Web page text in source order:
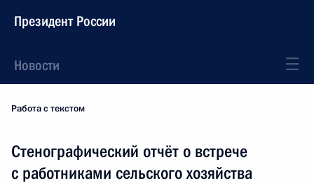
Президент России
Новости
Работа с текстом
Стенографический отчёт о встрече
с работниками сельского хозяйства